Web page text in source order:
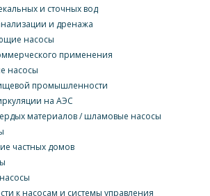
и сточных вод
и дренажа
насосы
применения
насосы
промышленности
на АЭС
материалов / шламовые насосы
частных домов
к насосам и системы управления